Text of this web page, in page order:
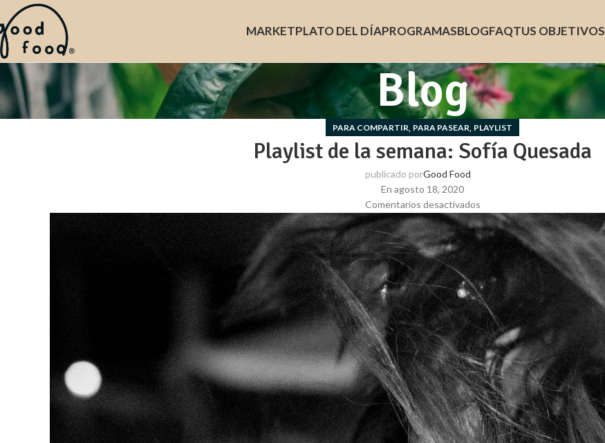
MARKETPLATO DEL DÍAPROGRAMASBLOGFAQTUS OBJETIVOS
Blog
PARA COMPARTIR, PARA PASEAR, PLAYLIST
Playlist de la semana: Sofía Quesada
publicado porGood Food
En agosto 18, 2020
Comentarios desactivados